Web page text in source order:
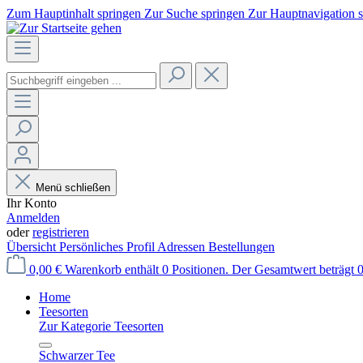
Zum Hauptinhalt springen Zur Suche springen Zur Hauptnavigation
Menü schließen
Ihr Konto
Anmelden
oderregistrieren
Übersicht Persönliches Profil Adressen Bestellungen
0,00 € Warenkorb enthält 0 Positionen. Der Gesamtwert beträgt
Home
Teesorten
Zur Kategorie Teesorten
Schwarzer Tee